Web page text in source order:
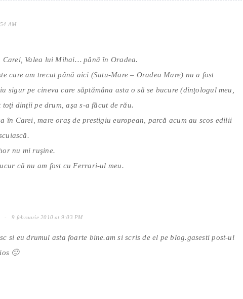
AM
Carei, Valea lui Mihai… până în Oradea.
care am trecut până aici (Satu-Mare – Oradea Mare) nu a fost
sigur pe cineva care săptămâna asta o să se bucure (dinţologul meu,
dinţii pe drum, aşa s-a făcut de rău.
în Carei, mare oraş de prestigiu european, parcă acum au scos edilii
nu mi ruşine.
că nu am fost cu Ferrari-ul meu.
9 februarie 2010 at 9:03 PM
si eu drumul asta foarte bine.am si scris de el pe blog.gasesti post-ul
🙂